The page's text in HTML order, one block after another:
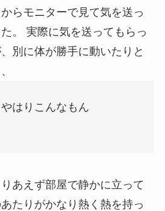
らモニターで見て気を送っ
。 実際に気を送ってもらっ
別に体が勝手に動いたりと
はりこんなもん
あえず部屋で静かに立って
たりがかなり熱く熱を持っ